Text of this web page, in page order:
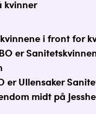
kvinner
i front for
er Ullensaker
midt på